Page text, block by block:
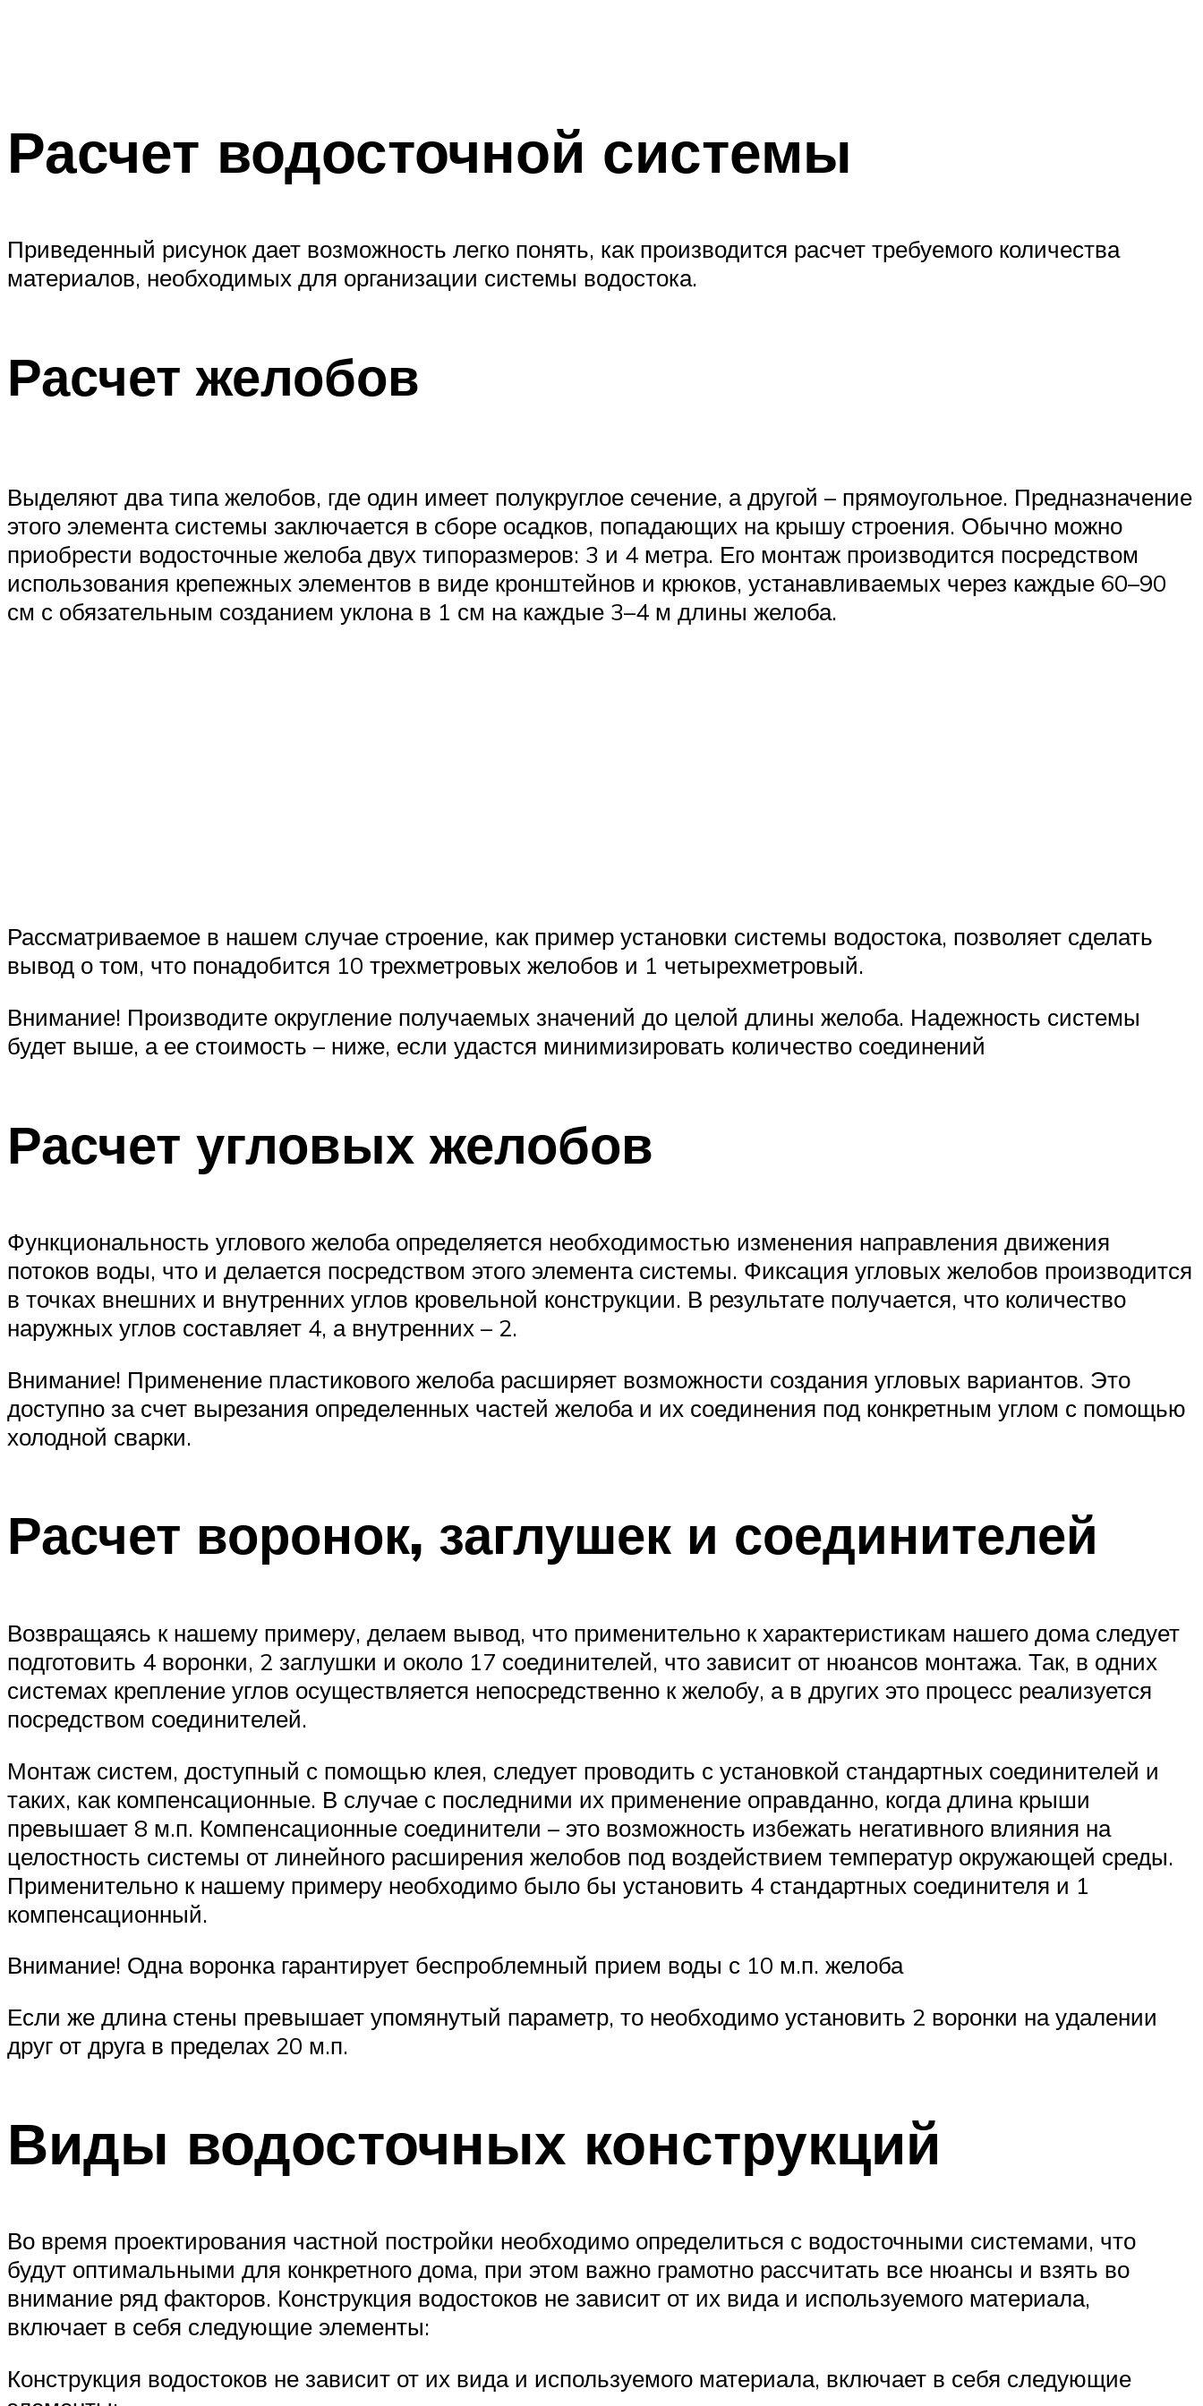
Расчет водосточной системы
Приведенный рисунок дает возможность легко понять, как производится расчет требуемого количества
материалов, необходимых для организации системы водостока.
Расчет желобов
Выделяют два типа желобов, где один имеет полукруглое сечение, а другой – прямоугольное. Предназначение
этого элемента системы заключается в сборе осадков, попадающих на крышу строения. Обычно можно
приобрести водосточные желоба двух типоразмеров: 3 и 4 метра. Его монтаж производится посредством
использования крепежных элементов в виде кронштейнов и крюков, устанавливаемых через каждые 60–90
см с обязательным созданием уклона в 1 см на каждые 3–4 м длины желоба.
Рассматриваемое в нашем случае строение, как пример установки системы водостока, позволяет сделать
вывод о том, что понадобится 10 трехметровых желобов и 1 четырехметровый.
Внимание! Производите округление получаемых значений до целой длины желоба. Надежность системы
будет выше, а ее стоимость – ниже, если удастся минимизировать количество соединений
Расчет угловых желобов
Функциональность углового желоба определяется необходимостью изменения направления движения
потоков воды, что и делается посредством этого элемента системы. Фиксация угловых желобов производится
в точках внешних и внутренних углов кровельной конструкции. В результате получается, что количество
наружных углов составляет 4, а внутренних – 2.
Внимание! Применение пластикового желоба расширяет возможности создания угловых вариантов. Это
доступно за счет вырезания определенных частей желоба и их соединения под конкретным углом с помощью
холодной сварки.
Расчет воронок, заглушек и соединителей
Возвращаясь к нашему примеру, делаем вывод, что применительно к характеристикам нашего дома следует
подготовить 4 воронки, 2 заглушки и около 17 соединителей, что зависит от нюансов монтажа. Так, в одних
системах крепление углов осуществляется непосредственно к желобу, а в других это процесс реализуется
посредством соединителей.
Монтаж систем, доступный с помощью клея, следует проводить с установкой стандартных соединителей и
таких, как компенсационные. В случае с последними их применение оправданно, когда длина крыши
превышает 8 м.п. Компенсационные соединители – это возможность избежать негативного влияния на
целостность системы от линейного расширения желобов под воздействием температур окружающей среды.
Применительно к нашему примеру необходимо было бы установить 4 стандартных соединителя и 1
компенсационный.
Внимание! Одна воронка гарантирует беспроблемный прием воды с 10 м.п. желоба
Если же длина стены превышает упомянутый параметр, то необходимо установить 2 воронки на удалении
друг от друга в пределах 20 м.п.
Виды водосточных конструкций
Во время проектирования частной постройки необходимо определиться с водосточными системами, что
будут оптимальными для конкретного дома, при этом важно грамотно рассчитать все нюансы и взять во
внимание ряд факторов. Конструкция водостоков не зависит от их вида и используемого материала,
включает в себя следующие элементы:
Конструкция водостоков не зависит от их вида и используемого материала, включает в себя следующие